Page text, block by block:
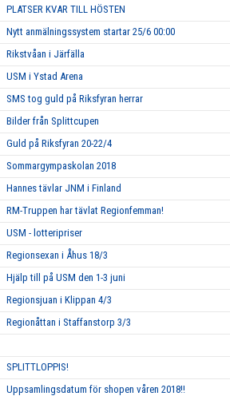
PLATSER KVAR TILL HÖSTEN
Nytt anmälningssystem startar 25/6 00:00
Rikstvåan i Järfälla
USM i Ystad Arena
SMS tog guld på Riksfyran herrar
Bilder från Splittcupen
Guld på Riksfyran 20-22/4
Sommargympaskolan 2018
Hannes tävlar JNM i Finland
RM-Truppen har tävlat Regionfemman!
USM - lotteripriser
Regionsexan i Åhus 18/3
Hjälp till på USM den 1-3 juni
Regionsjuan i Klippan 4/3
Regionåttan i Staffanstorp 3/3
SPLITTLOPPIS!
Uppsamlingsdatum för shopen våren 2018!!